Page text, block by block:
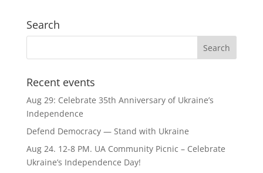
Search
Recent events
Aug 29: Celebrate 35th Anniversary of Ukraine’s
Independence
Defend Democracy — Stand with Ukraine
Aug 24. 12-8 PM. UA Community Picnic – Celebrate
Ukraine’s Independence Day!